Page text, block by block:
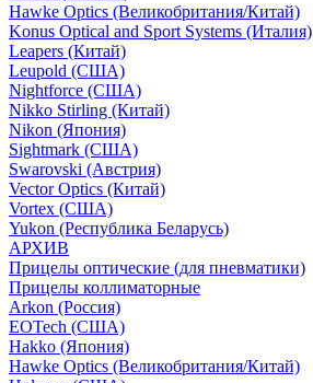
Hawke Optics (Великобритания/Китай)
Konus Optical and Sport Systems (Италия)
Leapers (Китай)
Leupold (США)
Nightforce (США)
Nikko Stirling (Китай)
Nikon (Япония)
Sightmark (США)
Swarovski (Австрия)
Vector Optics (Китай)
Vortex (США)
Yukon (Республика Беларусь)
АРХИВ
Прицелы оптические (для пневматики)
Прицелы коллиматорные
Arkon (Россия)
EOTech (США)
Hakko (Япония)
Hawke Optics (Великобритания/Китай)